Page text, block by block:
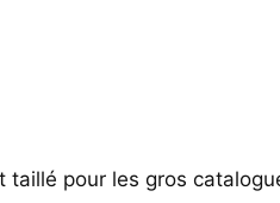
taillé pour les gros